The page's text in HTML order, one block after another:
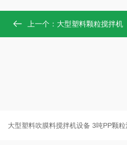
上一个： 大型塑料颗粒搅拌机